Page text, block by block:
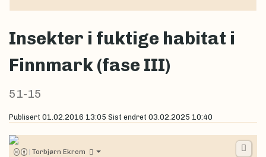
Insekter i fuktige habitat i
Finnmark (fase III)
51-15
Publisert 01.02.2016 13:05 Sist endret 03.02.2025 10:40
| Torbjørn Ekrem